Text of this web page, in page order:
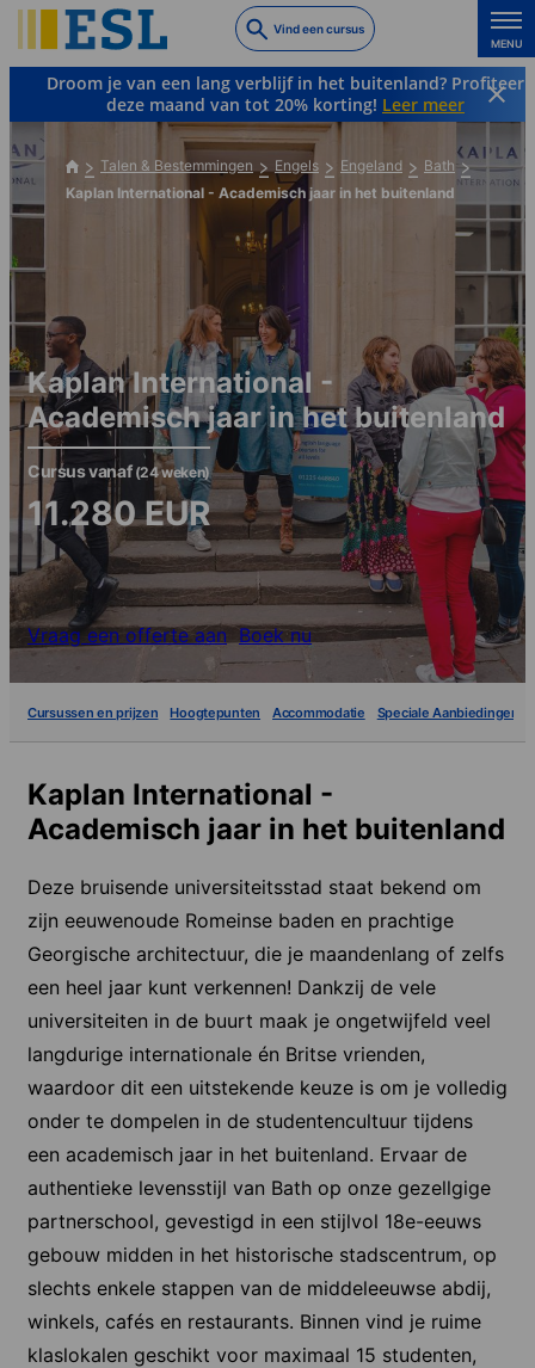
to
main
content
Vind een cursus
MENU
Droom je van een lang verblijf in het buitenland? Profiteer
deze maand van tot 20% korting! Leer meer
Talen & Bestemmingen Engels Engeland
Bath
Kaplan International - Academisch jaar in het buitenland
Kaplan International -
Academisch jaar in het buitenland
Cursus vanaf (24 weken)
11.280EUR
Vraag een offerte aan Boek nu
Cursussen en prijzen Hoogtepunten Accommodatie Speciale Aanbiedingen
Kaplan International -
Academisch jaar in het buitenland
Deze bruisende universiteitsstad staat bekend om
zijn eeuwenoude Romeinse baden en prachtige
Georgische architectuur, die je maandenlang of zelfs
een heel jaar kunt verkennen! Dankzij de vele
universiteiten in de buurt maak je ongetwijfeld veel
langdurige internationale én Britse vrienden,
waardoor dit een uitstekende keuze is om je volledig
onder te dompelen in de studentencultuur tijdens
een academisch jaar in het buitenland. Ervaar de
authentieke levensstijl van Bath op onze gezellgige
partnerschool, gevestigd in een stijlvol 18e-eeuws
gebouw midden in het historische stadscentrum, op
slechts enkele stappen van de middeleeuwse abdij,
winkels, cafés en restaurants. Binnen vind je ruime
klaslokalen geschikt voor maximaal 15 studenten,